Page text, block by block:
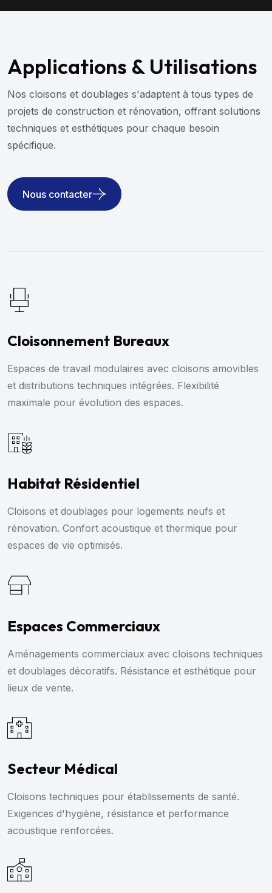
Applications & Utilisations
Nos cloisons et doublages s'adaptent à tous types de
projets de construction et rénovation, offrant solutions
techniques et esthétiques pour chaque besoin
spécifique.
Nous contacter
Cloisonnement Bureaux
Espaces de travail modulaires avec cloisons amovibles
et distributions techniques intégrées. Flexibilité
maximale pour évolution des espaces.
Habitat Résidentiel
Cloisons et doublages pour logements neufs et
rénovation. Confort acoustique et thermique pour
espaces de vie optimisés.
Espaces Commerciaux
Aménagements commerciaux avec cloisons techniques
et doublages décoratifs. Résistance et esthétique pour
lieux de vente.
Secteur Médical
Cloisons techniques pour établissements de santé.
Exigences d'hygiène, résistance et performance
acoustique renforcées.